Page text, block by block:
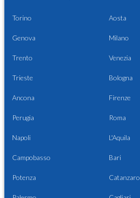
Torino Aosta
Genova Milano
Trento Venezia
Trieste Bologna
Ancona Firenze
Perugia Roma
Napoli L'Aquila
Campobasso Bari
Potenza Catanzaro